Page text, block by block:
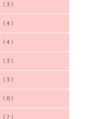
3）
4）
4）
3）
3）
6）
7）